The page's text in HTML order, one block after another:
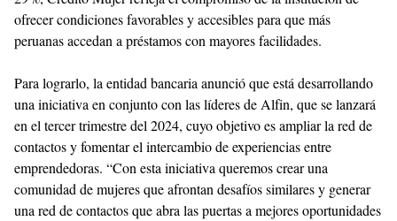
ofrecer condiciones favorables y accesibles para que más
peruanas accedan a préstamos con mayores facilidades.
Para lograrlo, la entidad bancaria anunció que está desarrollando
una iniciativa en conjunto con las líderes de Alfin, que se lanzará
en el tercer trimestre del 2024, cuyo objetivo es ampliar la red de
contactos y fomentar el intercambio de experiencias entre
emprendedoras. “Con esta iniciativa queremos crear una
comunidad de mujeres que afrontan desafíos similares y generar
una red de contactos que abra las puertas a mejores oportunidades